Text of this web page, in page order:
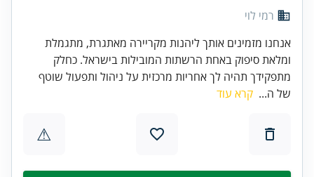
רמי לוי
אנחנו מזמינים אותך ליהנות מקריירה מאתגרת, מתגמלת
ומלאת סיפוק באחת הרשתות המובילות בישראל. כחלק
מתפקידך תהיה לך אחריות מרכזית על ניהול ותפעול שוטף
של ה... קרא עוד
⚠